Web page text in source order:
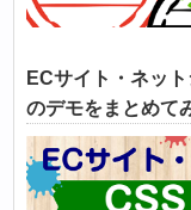
ECサイト・ネッ
のデモをまとめて